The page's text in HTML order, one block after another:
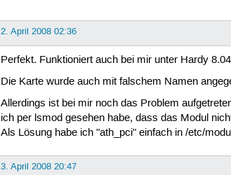
2. April 2008 02:36
Perfekt. Funktioniert auch bei mir unter Hardy
Die Karte wurde auch mit falschem Namen
Allerdings ist bei mir noch das Problem
ich per lsmod gesehen habe, dass das Modul
Als Lösung habe ich "ath_pci" einfach in /etc/
3. April 2008 20:47